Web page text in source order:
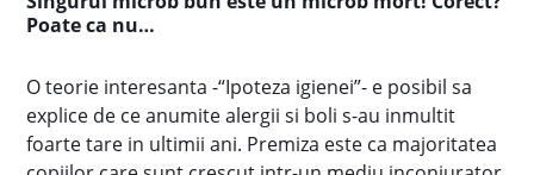
Poate ca nu…
O teorie interesanta -“Ipoteza igienei”- e posibil sa
explice de ce anumite alergii si boli s-au inmultit
foarte tare in ultimii ani. Premiza este ca majoritatea